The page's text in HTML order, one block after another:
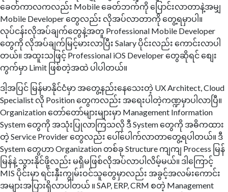
ခေတ်ကာလကလည်း Mobile ခေတ်ဘက်ကို ပြောင်းလာတာနဲ့အမျှ
Mobile Developer တွေလည်း လိုအပ်လာတာကို တွေ့ရမှာပါ။
လုပ်ငန်းလိုအပ်ချက်တွေနဲ့အတူ Professional Mobile Developer
တွေကို လိုအပ်ချက်မြင့်မားလာပြီး Salary ပိုင်းလည်း ကောင်းလာပါ
တယ်။ အထူးသဖြင့် Professional iOS Developer တွေဆိုရင် စျေး
ကွက်မှာ Limit ဖြစ်တဲ့အထဲ ပါပါတယ်။
ဒါ့အပြင် မြန်မာနိုင်ငံမှာ အတွေ့နည်းနေသေးတဲ့ UX Architect, Cloud
Specialist လို Position တွေကလည်း အရေးပါတဲ့ကဏ္ဍမှာပါလာပြီ။
Organization တော်တော်များများမှာ Management Information
System တွေကို အသုံးပြုလာကြသလို ဒီ System တွေကို အဓိကထား
တဲ့ Service Provider တွေလည်း ပေါ်ပေါက်လာတာတွေ့ရပါတယ်။ ဒီ
System တွေဟာ Organization တစ်ခု Structure ကျကျ Process မြန်
မြန်နဲ့ သွားနိုင်ဖို့လည်း မရှိမဖြစ်လိုအပ်လာပါလိမ့်မယ်။ ဒါကြောင့်
MIS ပိုင်းမှာ ရင်းနှီးကျွမ်းဝင်သူတွေမှာလည်း အခွင့်အလမ်းကောင်း
အများအပြားရှိလာပါတယ် ။ SAP, ERP, CRM စတဲ့ Management